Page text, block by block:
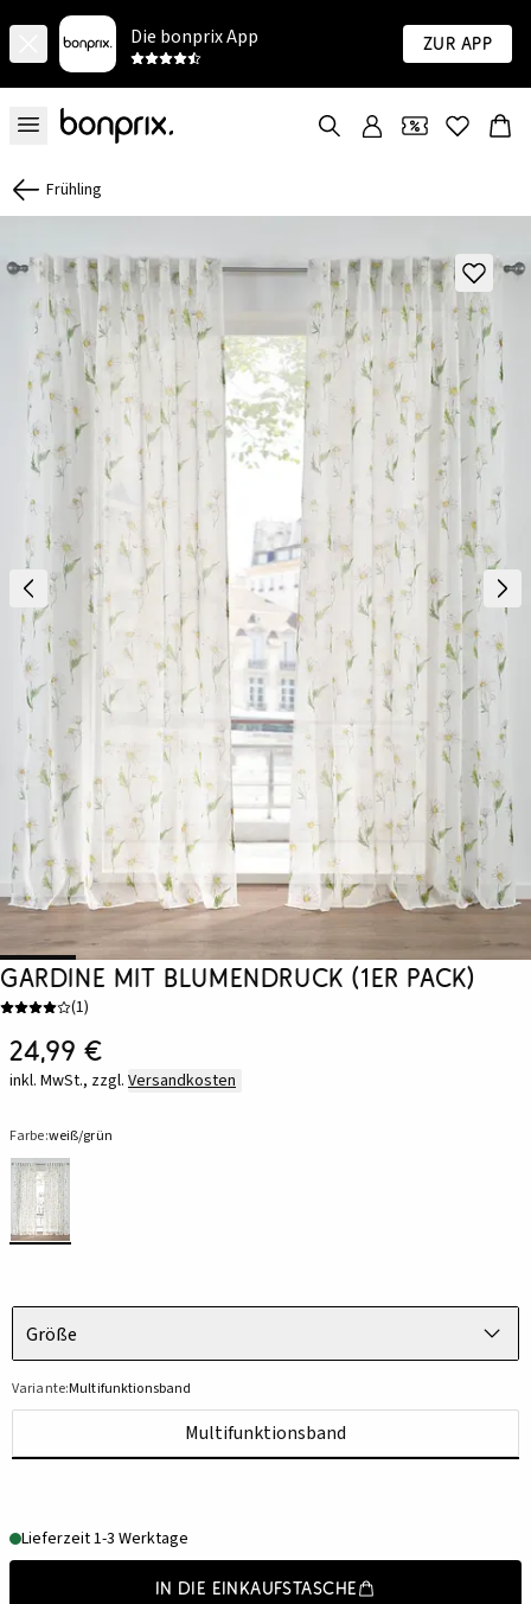
Die bonprix App Zur App
Frühling
Gardine mit Blumendruck (1er Pack)
(1)
24,99 €
inkl. MwSt., zzgl. Versandkosten
Farbe:weiß/grün
Größe
Variante:Multifunktionsband
Multifunktionsband
Lieferzeit 1-3 Werktage
In die Einkaufstasche